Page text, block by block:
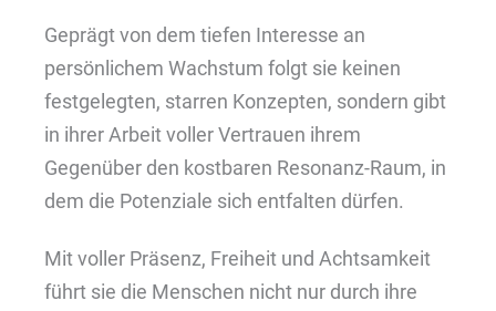
Geprägt von dem tiefen Interesse an
persönlichem Wachstum folgt sie keinen
festgelegten, starren Konzepten, sondern gibt
in ihrer Arbeit voller Vertrauen ihrem
Gegenüber den kostbaren Resonanz-Raum, in
dem die Potenziale sich entfalten dürfen.
Mit voller Präsenz, Freiheit und Achtsamkeit
führt sie die Menschen nicht nur durch ihre